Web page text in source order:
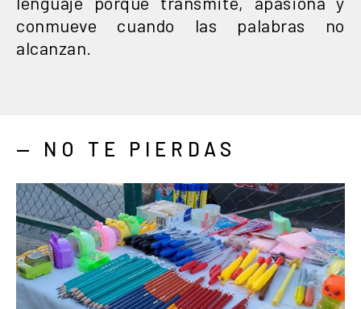
conmueve cuando las palabras no
alcanzan.
— NO TE PIERDAS